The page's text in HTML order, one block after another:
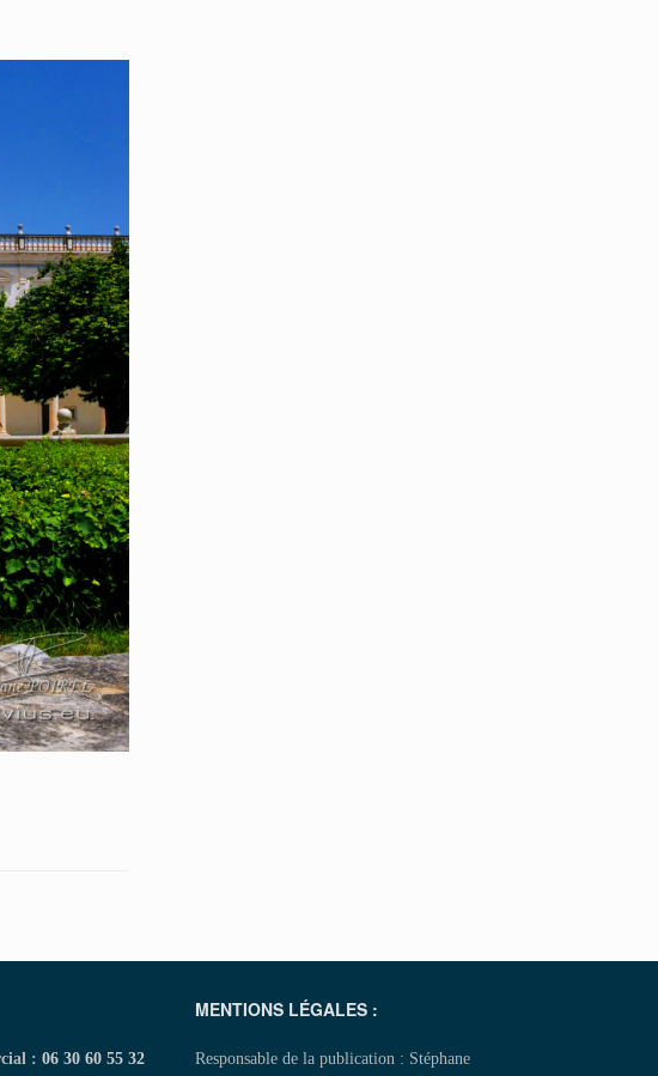
: 06 30 60 55 32
MENTIONS LÉGALES :
Responsable de la publication : Stéphane